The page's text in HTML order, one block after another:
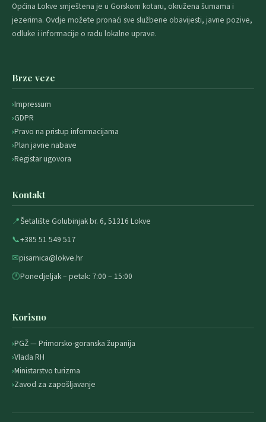
Općina Lokve smještena je u Gorskom kotaru, okružena šumama i
jezerima. Ovdje možete pronaći sve službene obavijesti, javne pozive,
odluke i informacije o radu lokalne uprave.
Brze veze
Impressum
GDPR
Pravo na pristup informacijama
Plan javne nabave
Registar ugovora
Kontakt
📍Šetalište Golubinjak br. 6, 51316 Lokve
📞+385 51 549 517
✉pisarnica@lokve.hr
🕐Ponedjeljak – petak: 7:00 – 15:00
Korisno
PGŽ — Primorsko-goranska županija
Vlada RH
Ministarstvo turizma
Zavod za zapošljavanje